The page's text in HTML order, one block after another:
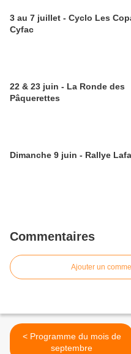
3 au 7 juillet - Cyclo Les
Cyfac
22 & 23 juin - La Ronde des
Pâquerettes
Dimanche 9 juin - Rallye
Commentaires
Ajouter un
< Programme du mois de
septembre